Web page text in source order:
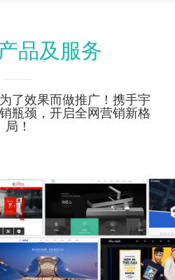
品及服务
了效果而做推广！携手宇
瓶颈，开启全网营销新格
局！